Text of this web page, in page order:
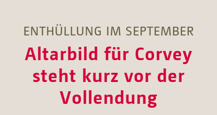
ENTHÜLLUNG IM SEPTEMBER
Altarbild für Corvey
steht kurz vor der
Vollendung